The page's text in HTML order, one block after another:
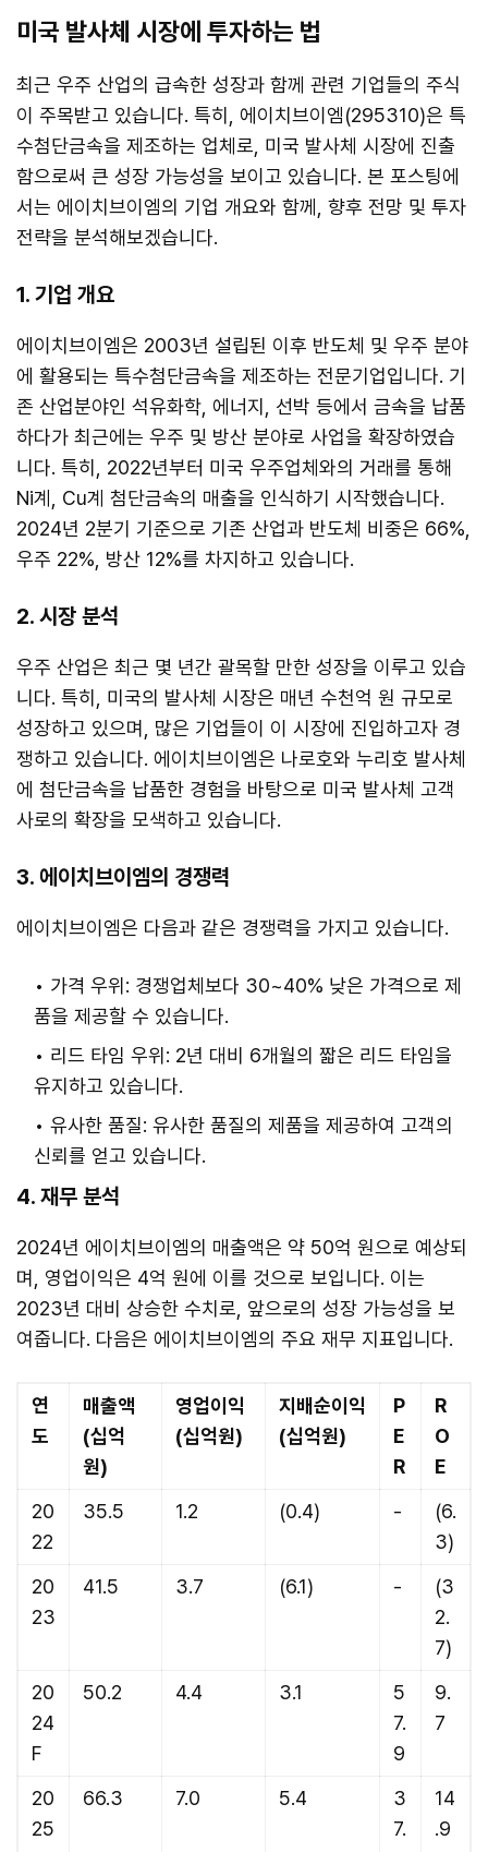
미국 발사체 시장에 투자하는 법
최근 우주 산업의 급속한 성장과 함께 관련 기업들의 주식
이 주목받고 있습니다. 특히, 에이치브이엠(295310)은 특
수첨단금속을 제조하는 업체로, 미국 발사체 시장에 진출
함으로써 큰 성장 가능성을 보이고 있습니다. 본 포스팅에
서는 에이치브이엠의 기업 개요와 함께, 향후 전망 및 투자
전략을 분석해보겠습니다.
1. 기업 개요
에이치브이엠은 2003년 설립된 이후 반도체 및 우주 분야
에 활용되는 특수첨단금속을 제조하는 전문기업입니다. 기
존 산업분야인 석유화학, 에너지, 선박 등에서 금속을 납품
하다가 최근에는 우주 및 방산 분야로 사업을 확장하였습
니다. 특히, 2022년부터 미국 우주업체와의 거래를 통해
Ni계, Cu계 첨단금속의 매출을 인식하기 시작했습니다.
2024년 2분기 기준으로 기존 산업과 반도체 비중은 66%,
우주 22%, 방산 12%를 차지하고 있습니다.
2. 시장 분석
우주 산업은 최근 몇 년간 괄목할 만한 성장을 이루고 있습
니다. 특히, 미국의 발사체 시장은 매년 수천억 원 규모로
성장하고 있으며, 많은 기업들이 이 시장에 진입하고자 경
쟁하고 있습니다. 에이치브이엠은 나로호와 누리호 발사체
에 첨단금속을 납품한 경험을 바탕으로 미국 발사체 고객
사로의 확장을 모색하고 있습니다.
3. 에이치브이엠의 경쟁력
에이치브이엠은 다음과 같은 경쟁력을 가지고 있습니다.
가격 우위: 경쟁업체보다 30~40% 낮은 가격으로 제
품을 제공할 수 있습니다.
리드 타임 우위: 2년 대비 6개월의 짧은 리드 타임을
유지하고 있습니다.
유사한 품질: 유사한 품질의 제품을 제공하여 고객의
신뢰를 얻고 있습니다.
4. 재무 분석
2024년 에이치브이엠의 매출액은 약 50억 원으로 예상되
며, 영업이익은 4억 원에 이를 것으로 보입니다. 이는
2023년 대비 상승한 수치로, 앞으로의 성장 가능성을 보
여줍니다. 다음은 에이치브이엠의 주요 재무 지표입니다.
연
도
매출액
(십억
원)
영업이익
(십억원)
지배순이익
(십억원)
P
E
R
R
O
E
20
22
35.5 1.2 (0.4) -
(6.
3)
20
23
41.5 3.7 (6.1) -
(3
2.
7)
20
24
F
50.2 4.4 3.1
5
7.
9
9.
7
20
25
66.3 7.0 5.4
3
7.
14
.9